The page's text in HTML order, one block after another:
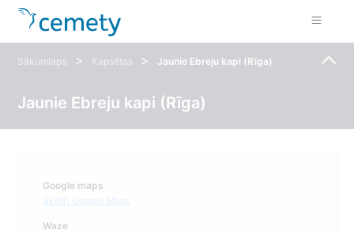
Sākumlapa > Kapsētas > Jaunie Ebreju kapi (Rīga)
Jaunie Ebreju kapi (Rīga)
Google maps
Skatīt Google Maps
Waze